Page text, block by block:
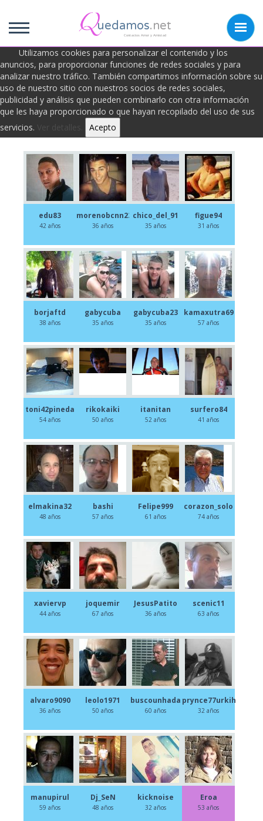
uedamos.net
Contactos Amor y Amistad
Utilizamos cookies para personalizar el contenido y los
anuncios, para proporcionar funciones de redes sociales y para
analizar nuestro tráfico. También compartimos información sobre su
uso de nuestro sitio con nuestros socios de redes sociales,
publicidad y análisis que pueden combinarlo con otra información
que les haya proporcionado o que hayan recopilado del uso de sus
servicios.
Ver detalles. Acepto
Foto zapping de Ususarios
Todos Chicas
edu83
42 años
morenobcnn23
36 años
chico_del_91
35 años
figue94
31 años
borjaftd
38 años
gabycuba
35 años
gabycuba23
35 años
kamaxutra69
57 años
toni42pineda
54 años
rikokaiki
50 años
itanitan
52 años
surfero84
41 años
elmakina32
48 años
bashi
57 años
Felipe999
61 años
corazon_solo
74 años
xaviervp
44 años
joquemir
67 años
JesusPatito
36 años
scenic11
63 años
alvaro9090
36 años
leolo1971
50 años
buscounhada
60 años
prynce77urkih
32 años
manupirul
59 años
Dj_SeN
48 años
kicknoise
32 años
Eroa
53 años